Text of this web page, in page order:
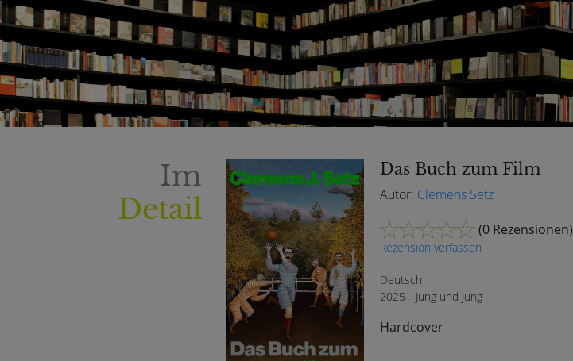
Im
Detail
Das Buch zum Film
Autor: Clemens Setz
(0 Rezensionen)
Rezension verfassen
Deutsch
2025 - Jung und Jung
Hardcover